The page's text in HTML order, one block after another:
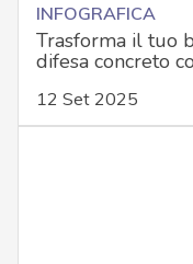
INFOGRAFICA
Trasforma il tuo
difesa concreto
12 Set 2025